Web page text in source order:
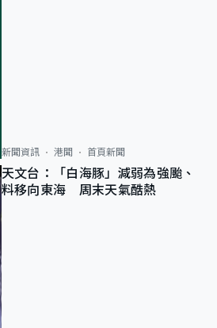
新聞資訊 港聞 首頁新聞
天文台：「白海豚」減弱為強颱、
料移向東海 周末天氣酷熱